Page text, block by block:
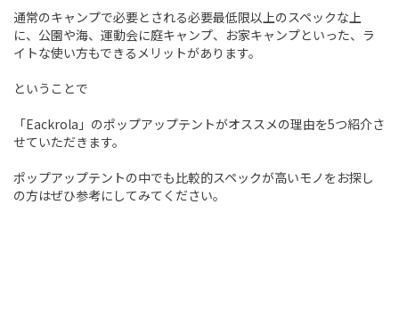
通常のキャンプで必要とされる必要最低限以上のスペックな上
に、公園や海、運動会に庭キャンプ、お家キャンプといった、ラ
イトな使い方もできるメリットがあります。
ということで
「Eackrola」のポップアップテントがオススメの理由を5つ紹介さ
せていただきます。
ポップアップテントの中でも比較的スペックが高いモノをお探し
の方はぜひ参考にしてみてください。